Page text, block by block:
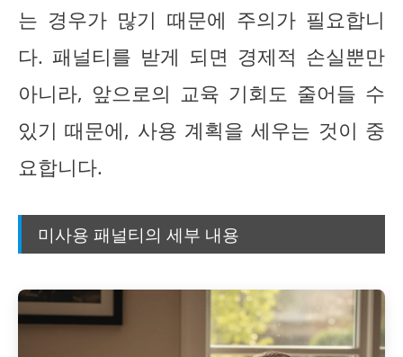
는 경우가 많기 때문에 주의가 필요합니
다. 패널티를 받게 되면 경제적 손실뿐만
아니라, 앞으로의 교육 기회도 줄어들 수
있기 때문에, 사용 계획을 세우는 것이 중
요합니다.
미사용 패널티의 세부 내용